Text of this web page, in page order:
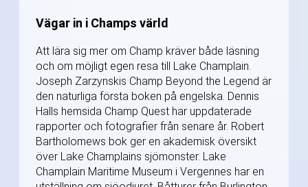
Vägar in i Champs värld
Att lära sig mer om Champ kräver både läsning
och om möjligt egen resa till Lake Champlain.
Joseph Zarzynskis Champ Beyond the Legend är
den naturliga första boken på engelska. Dennis
Halls hemsida Champ Quest har uppdaterade
rapporter och fotografier från senare år. Robert
Bartholomews bok ger en akademisk översikt
över Lake Champlains sjömonster. Lake
Champlain Maritime Museum i Vergennes har en